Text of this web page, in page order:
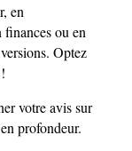
en
finances ou en
Optez
votre avis sur
profondeur.